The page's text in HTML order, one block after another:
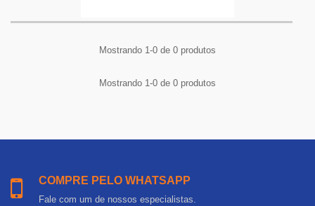
Mostrando 1-0 de 0 produtos
Mostrando 1-0 de 0 produtos
COMPRE PELO WHATSAPP
Fale com um de nossos especialistas.